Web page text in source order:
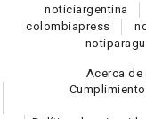
noticiargentina
colombiapress
noti
Acerca